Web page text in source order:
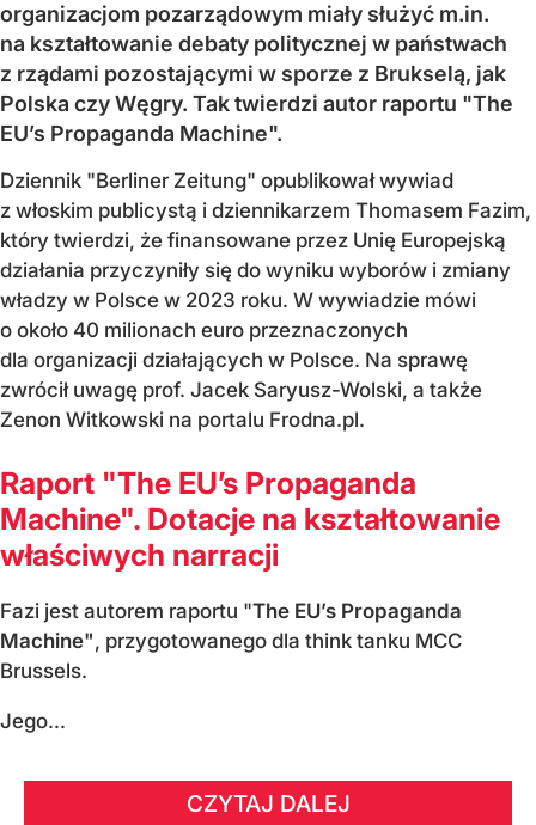
organizacjom pozarządowym miały służyć m.in.
na kształtowanie debaty politycznej w państwach
z rządami pozostającymi w sporze z Brukselą, jak
Polska czy Węgry. Tak twierdzi autor raportu "The
EU’s Propaganda Machine".
Dziennik "Berliner Zeitung" opublikował wywiad
z włoskim publicystą i dziennikarzem Thomasem Fazim,
który twierdzi, że finansowane przez Unię Europejską
działania przyczyniły się do wyniku wyborów i zmiany
władzy w Polsce w 2023 roku. W wywiadzie mówi
o około 40 milionach euro przeznaczonych
dla organizacji działających w Polsce. Na sprawę
zwrócił uwagę prof. Jacek Saryusz-Wolski, a także
Zenon Witkowski na portalu Frodna.pl.
Raport "The EU’s Propaganda
Machine". Dotacje na kształtowanie
właściwych narracji
Fazi jest autorem raportu "The EU’s Propaganda
Machine", przygotowanego dla think tanku MCC
Brussels.
Jego...
CZYTAJ DALEJ